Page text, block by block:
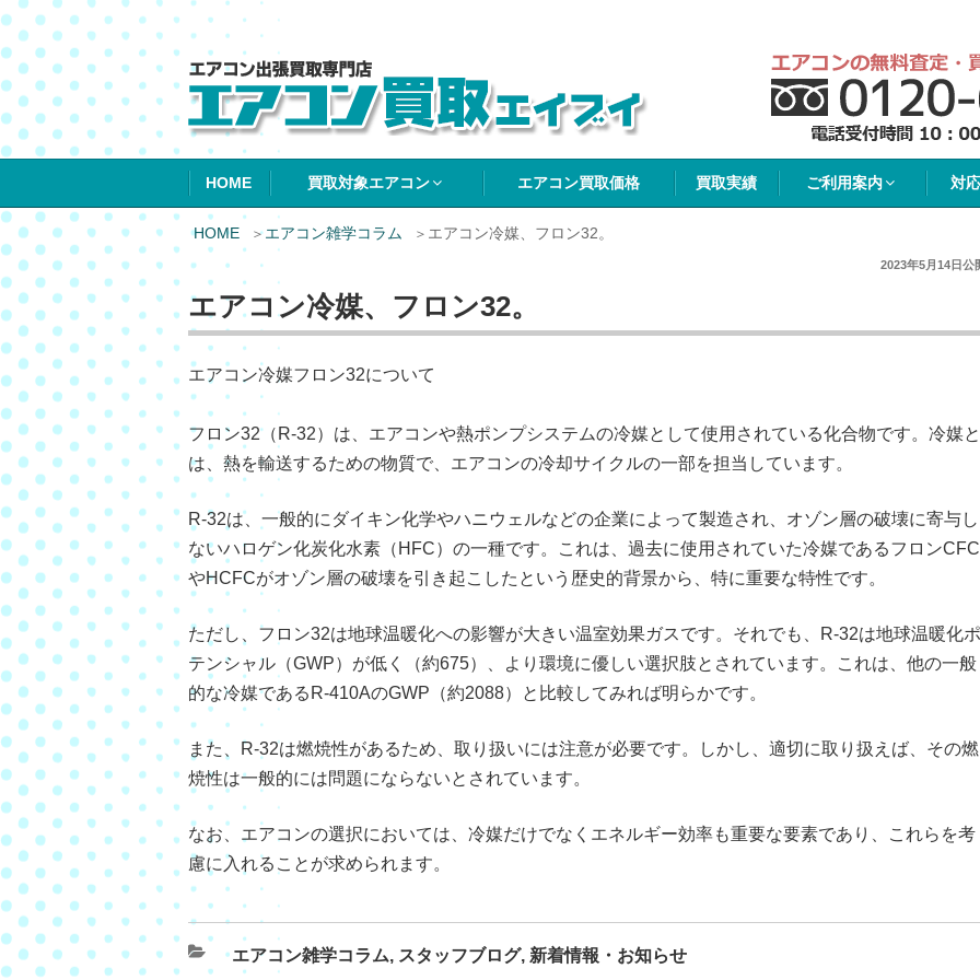
エアコン買取エイブイ
HOME 買取対象エアコン エアコン買取価格 買取実績 ご利用案内 対
HOME エアコン雑学コラム エアコン冷媒、フロン32。
2023年5月14日公
エアコン冷媒、フロン32。
エアコン冷媒フロン32について
フロン32（R-32）は、エアコンや熱ポンプシステムの冷媒として使用されている化合物です。冷媒と
は、熱を輸送するための物質で、エアコンの冷却サイクルの一部を担当しています。
R-32は、一般的にダイキン化学やハニウェルなどの企業によって製造され、オゾン層の破壊に寄与し
ないハロゲン化炭化水素（HFC）の一種です。これは、過去に使用されていた冷媒であるフロンCFC
やHCFCがオゾン層の破壊を引き起こしたという歴史的背景から、特に重要な特性です。
ただし、フロン32は地球温暖化への影響が大きい温室効果ガスです。それでも、R-32は地球温暖化ポ
テンシャル（GWP）が低く（約675）、より環境に優しい選択肢とされています。これは、他の一般
的な冷媒であるR-410AのGWP（約2088）と比較してみれば明らかです。
また、R-32は燃焼性があるため、取り扱いには注意が必要です。しかし、適切に取り扱えば、その燃
焼性は一般的には問題にならないとされています。
なお、エアコンの選択においては、冷媒だけでなくエネルギー効率も重要な要素であり、これらを考
慮に入れることが求められます。
エアコン雑学コラム, スタッフブログ, 新着情報・お知らせ